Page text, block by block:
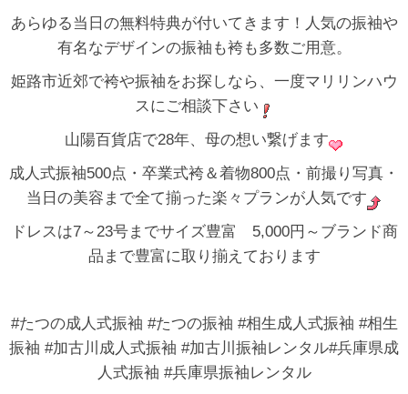
あらゆる当日の無料特典が付いてきます！人気の振袖や
有名なデザインの振袖も袴も多数ご用意。
姫路市近郊で袴や振袖をお探しなら、一度マリリンハウ
スにご相談下さい
山陽百貨店で28年、母の想い繋げます
成人式振袖500点・卒業式袴＆着物800点・前撮り写真・
当日の美容まで全て揃った楽々プランが人気です
ドレスは7～23号までサイズ豊富 5,000円～ブランド商
品まで豊富に取り揃えております
#たつの成人式振袖 #たつの振袖 #相生成人式振袖 #相生
振袖 #加古川成人式振袖 #加古川振袖レンタル#兵庫県成
人式振袖 #兵庫県振袖レンタル